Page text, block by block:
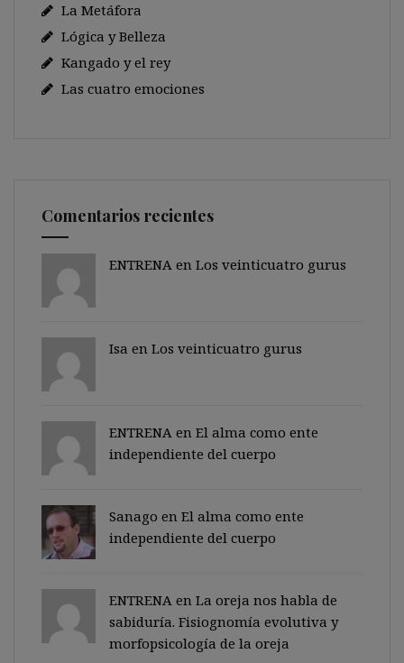
La Metáfora
Lógica y Belleza
Kangado y el rey
Las cuatro emociones
Comentarios recientes
ENTRENA en Los veinticuatro gurus
Isa en Los veinticuatro gurus
ENTRENA en El alma como ente
independiente del cuerpo
Sanago en El alma como ente
independiente del cuerpo
ENTRENA en La oreja nos habla de
sabiduría. Fisiognomía evolutiva y
morfopsicología de la oreja